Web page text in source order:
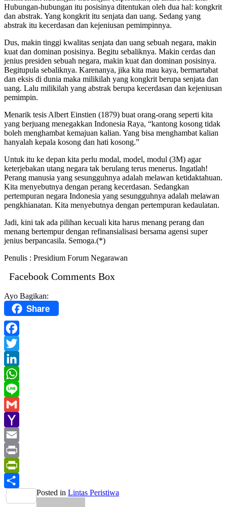
Hubungan-hubungan itu posisinya ditentukan oleh dua hal: kongkrit
dan abstrak. Yang kongkrit itu senjata dan uang. Sedang yang
abstrak itu kecerdasan dan kejeniusan pemimpinnya.
Dus, makin tinggi kwalitas senjata dan uang sebuah negara, makin
kuat dan dominan posisinya. Begitu sebaliknya. Makin cerdas dan
jenius presiden sebuah negara, makin kuat dan dominan posisinya.
Begitupula sebaliknya. Karenanya, jika kita mau kaya, bermartabat
dan eksis di dunia maka milikilah yang kongkrit berupa senjata dan
uang. Lalu milikilah yang abstrak berupa kecerdasan dan kejeniusan
pemimpin.
Menarik tesis Albert Einstien (1879) buat orang-orang seperti kita
yang berjuang menegakkan Indonesia Raya, “kantong kosong tidak
boleh menghambat kemajuan kalian. Yang bisa menghambat kalian
hanyalah kepala kosong dan hati kosong.”
Untuk itu ke depan kita perlu modal, model, modul (3M) agar
keterjebakan utang negara tak berulang terus menerus. Ingatlah!
Perang manusia yang sesungguhnya adalah melawan ketidaktahuan.
Kita menyebutnya dengan perang kecerdasan. Sedangkan
pertempuran negara Indonesia yang sesungguhnya adalah melawan
pengkhianatan. Kita menyebutnya dengan pertempuran kedaulatan.
Jadi, kini tak ada pilihan kecuali kita harus menang perang dan
menang bertempur dengan refinansialisasi bersama agensi super
jenius berpancasila. Semoga.(*)
Penulis : Presidium Forum Negarawan
Facebook Comments Box
Ayo Bagikan:
Share
Facebook
Twitter
LinkedIn
WhatsApp
Line
Gmail
Yahoo
Mail
Email
Print
PrintFriendly
Share
Posted in Lintas Peristiwa